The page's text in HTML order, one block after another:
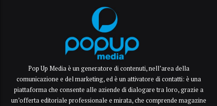
Pop Up Media è un generatore di contenuti, nell’area della
comunicazione e del marketing, ed è un attivatore di contatti: è una
piattaforma che consente alle aziende di dialogare tra loro, grazie a
un’offerta editoriale professionale e mirata, che comprende magazine